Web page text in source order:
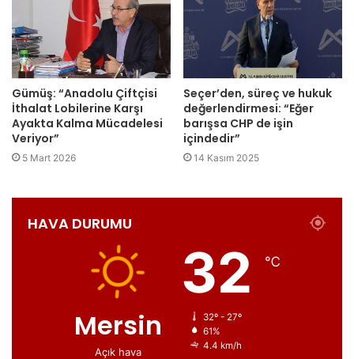
Gümüş: “Anadolu Çiftçisi
İthalat Lobilerine Karşı
Ayakta Kalma Mücadelesi
Veriyor”
5 Mart 2026
Seçer’den, süreç ve hukuk
değerlendirmesi: “Eğer
barışsa CHP de işin
içindedir”
14 Kasım 2025
HAVA DURUMU
Mersin
Açık hava
32 ℃
32º - 27º
61%
4.4 km/h